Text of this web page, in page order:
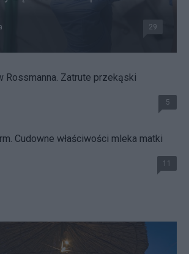
29
Rossmanna. Zatrute przekąski
5
Cudowne właściwości mleka matki
11